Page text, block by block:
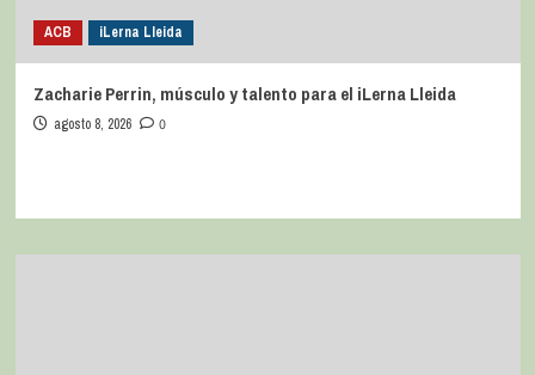
ACB iLerna Lleida
Zacharie Perrin, músculo y talento para el iLerna Lleida
agosto 8, 2026 0